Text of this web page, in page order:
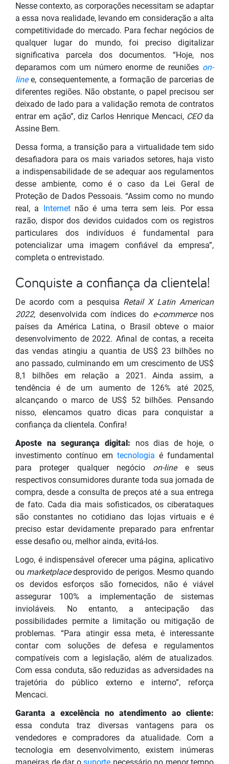
Nesse contexto, as corporações necessitam se adaptar
a essa nova realidade, levando em consideração a alta
competitividade do mercado. Para fechar negócios de
qualquer lugar do mundo, foi preciso digitalizar
significativa parcela dos documentos. “Hoje, nos
deparamos com um número enorme de reuniões on-
linee, consequentemente, a formação de parcerias de
diferentes regiões. Não obstante, o papel precisou ser
deixado de lado para a validação remota de contratos
entrar em ação”, diz Carlos Henrique Mencaci, CEO da
Assine Bem.
Dessa forma, a transição para a virtualidade tem sido
desafiadora para os mais variados setores, haja visto
a indispensabilidade de se adequar aos regulamentos
desse ambiente, como é o caso da Lei Geral de
Proteção de Dados Pessoais. “Assim como no mundo
real, a Internetnão é uma terra sem leis. Por essa
razão, dispor dos devidos cuidados com os registros
particulares dos indivíduos é fundamental para
potencializar uma imagem confiável da empresa”,
completa o entrevistado.
Conquiste a confiança da clientela!
De acordo com a pesquisa Retail X Latin American
2022, desenvolvida com índices do e-commercenos
países da América Latina, o Brasil obteve o maior
desenvolvimento de 2022. Afinal de contas, a receita
das vendas atingiu a quantia de US$ 23 bilhões no
ano passado, culminando em um crescimento de US$
8,1 bilhões em relação a 2021. Ainda assim, a
tendência é de um aumento de 126% até 2025,
alcançando o marco de US$ 52 bilhões. Pensando
nisso, elencamos quatro dicas para conquistar a
confiança da clientela. Confira!
Aposte na segurança digital: nos dias de hoje, o
investimento contínuo em tecnologia é fundamental
para proteger qualquer negócio on-linee seus
respectivos consumidores durante toda sua jornada de
compra, desde a consulta de preços até a sua entrega
de fato. Cada dia mais sofisticados, os ciberataques
são constantes no cotidiano das lojas virtuais e é
preciso estar devidamente preparado para enfrentar
esse desafio ou, melhor ainda, evitá-los.
Logo, é indispensável oferecer uma página, aplicativo
ou marketplacedesprovido de perigos. Mesmo quando
os devidos esforços são fornecidos, não é viável
assegurar 100% a implementação de sistemas
invioláveis. No entanto, a antecipação das
possibilidades permite a limitação ou mitigação de
problemas. “Para atingir essa meta, é interessante
contar com soluções de defesa e regulamentos
compatíveis com a legislação, além de atualizados.
Com essa conduta, são reduzidas as adversidades na
trajetória do público externo e interno”, reforça
Mencaci.
Garanta a excelência no atendimento ao cliente:
essa conduta traz diversas vantagens para os
vendedores e compradores da atualidade. Com a
tecnologia em desenvolvimento, existem inúmeras
maneiras de dar o suporte necessário no menor tempo